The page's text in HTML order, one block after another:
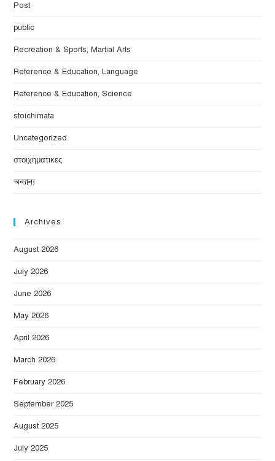
Post
public
Recreation & Sports, Martial Arts
Reference & Education, Language
Reference & Education, Science
stoichimata
Uncategorized
στοιχηματικες
অন্যান্য
Archives
August 2026
July 2026
June 2026
May 2026
April 2026
March 2026
February 2026
September 2025
August 2025
July 2025